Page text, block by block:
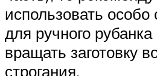
использовать
для ручного
вращать заготовку
строгания.